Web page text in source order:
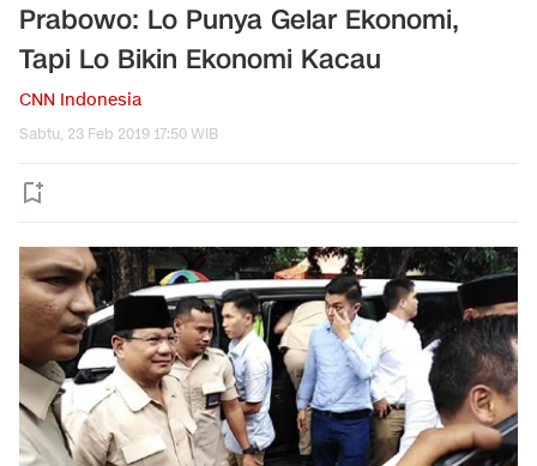
Prabowo: Lo Punya Gelar Ekonomi,
Tapi Lo Bikin Ekonomi Kacau
CNN Indonesia
Sabtu, 23 Feb 2019 17:50 WIB